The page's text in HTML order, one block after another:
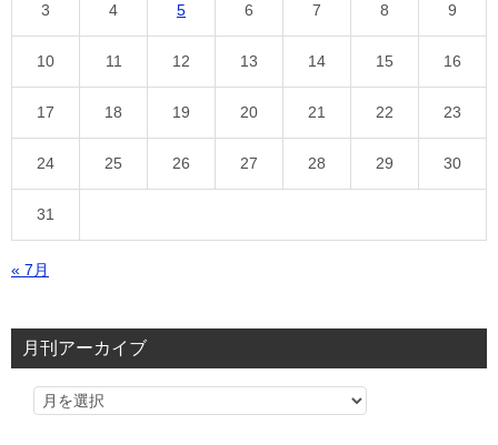
3 4 5 6 7 8 9
10 11 12 13 14 15 16
17 18 19 20 21 22 23
24 25 26 27 28 29 30
31
« 7月
月刊アーカイブ